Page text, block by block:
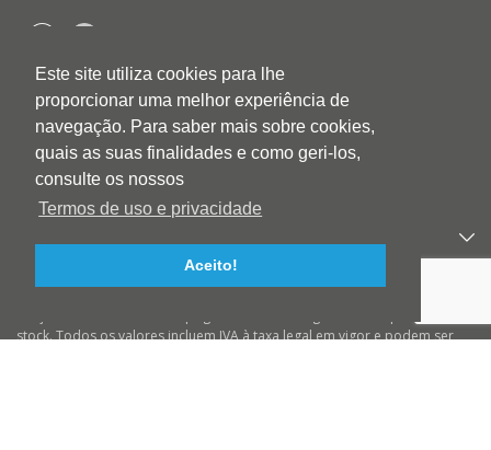
Este site utiliza cookies para lhe
proporcionar uma melhor experiência de
navegação. Para saber mais sobre cookies,
quais as suas finalidades e como geri-los,
consulte os nossos
Termos de uso e privacidade
Aceito!
QUEM SOMOS
QUALIDADE
AMBIENTE
BLOG
CONTACTOS
stock. Todos os valores incluem IVA à taxa legal em vigor e podem ser